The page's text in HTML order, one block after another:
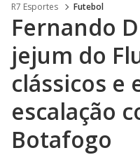
R7 Esportes Futebol
Fernando
jejum do
clássicos e
escalação
Botafogo